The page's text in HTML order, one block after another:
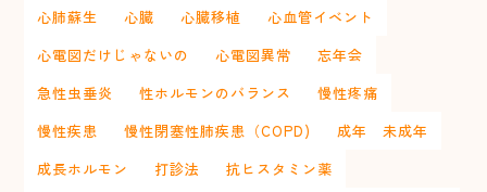
心肺蘇生
心臓 心臓移植
心血管イベント
心電図だけじゃないの
心電図異常
忘年会
急性虫垂炎
性ホルモンのバランス
慢性疼痛
慢性疾患
慢性閉塞性肺疾患（COPD)
成年 未成年
成長ホルモン
打診法
抗ヒスタミン薬